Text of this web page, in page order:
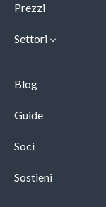
Prezzi
Settori
Blog
Guide
Soci
Sostieni